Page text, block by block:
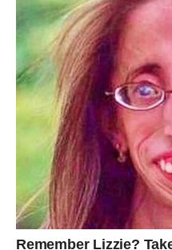
Ako ste u vezi – danas je
nisu dovoljne.
Ako ste sami – moguća je
osobom koju niste mogli
Danas shvatate da ljubav
Devica
Device danas osećaju